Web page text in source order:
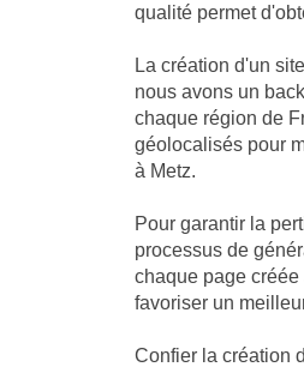
qualité permet
La création d'un
nous avons un
chaque région de
géolocalisés pour
à Metz.
Pour garantir la
processus de
chaque page
favoriser un
Confier la création